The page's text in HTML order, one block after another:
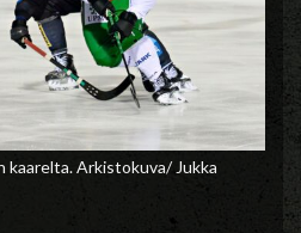
kaarelta. Arkistokuva/ Jukka